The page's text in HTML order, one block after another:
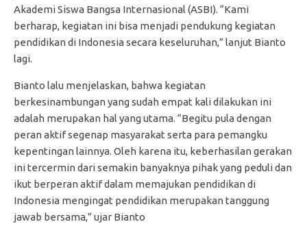
Akademi Siswa Bangsa Internasional (ASBI). “Kami
berharap, kegiatan ini bisa menjadi pendukung kegiatan
pendidikan di Indonesia secara keseluruhan,” lanjut Bianto
lagi.
Bianto lalu menjelaskan, bahwa kegiatan
berkesinambungan yang sudah empat kali dilakukan ini
adalah merupakan hal yang utama. “Begitu pula dengan
peran aktif segenap masyarakat serta para pemangku
kepentingan lainnya. Oleh karena itu, keberhasilan gerakan
ini tercermin dari semakin banyaknya pihak yang peduli dan
ikut berperan aktif dalam memajukan pendidikan di
Indonesia mengingat pendidikan merupakan tanggung
jawab bersama,” ujar Bianto